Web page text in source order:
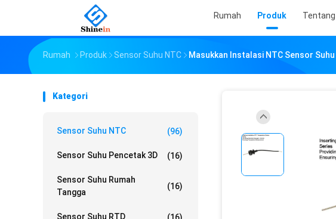
Rumah Produk Tentang
Rumah Produk Sensor Suhu NTC Masukkan Instalasi NTC Sensor
Kategori
Sensor Suhu NTC (96)
Sensor Suhu Pencetak 3D (16)
Sensor Suhu Rumah
Tangga
(16)
Sensor Suhu RTD (16)